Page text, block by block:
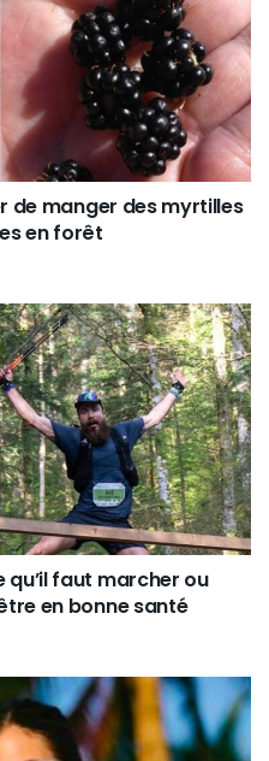
de manger des myrtilles
en forêt
qu’il faut marcher ou
en bonne santé